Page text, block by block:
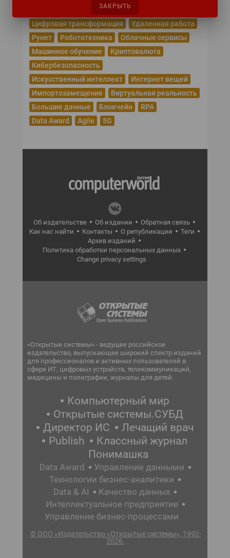
Эпидемия коронавируса
Цифровая трансформация
Удаленная работа
Рунет
Робототехника
Облачные сервисы
Машинное обучение
Криптовалюта
Кибербезопасность
Искусственный интеллект
Интернет вещей
Импортозамещение
Виртуальная реальность
Большие данные
Блокчейн
RPA
Data Award
Agile 5G
Об издательстве Об издании
Обратная связь
Как нас найти
Контакты О републикации
Теги
Архив изданий
Политика обработки персональных данных
Change privacy settings
«Открытые системы» - ведущее российское
издательство, выпускающее широкий спектр изданий
для профессионалов и активных пользователей в
сфере ИТ, цифровых устройств, телекоммуникаций,
медицины и полиграфии, журналы для детей.
Компьютерный мир
Открытые системы.СУБД
Директор ИС
Лечащий врач
Publish
Классный журнал
Понимашка
Data Award
Управление данными
Технологии бизнес-аналитики
Data & AI
Качество данных
Интеллектуальное предприятие
Управление бизнес-процессами
© ООО «Издательство «Открытые системы», 1992-
2026.
ЗАКРЫТЬ